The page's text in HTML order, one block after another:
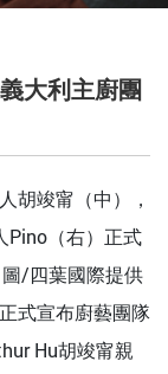
大利主廚團
式宣布廚藝團隊
Hu胡竣甯親